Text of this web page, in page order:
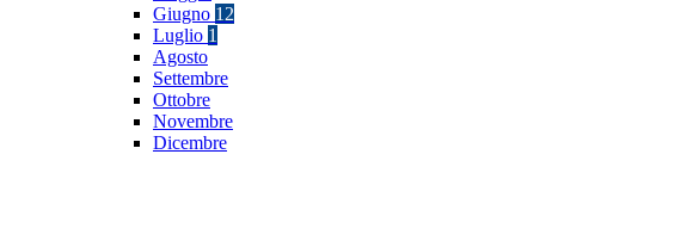
Giugno 12
Luglio 1
Agosto
Settembre
Ottobre
Novembre
Dicembre